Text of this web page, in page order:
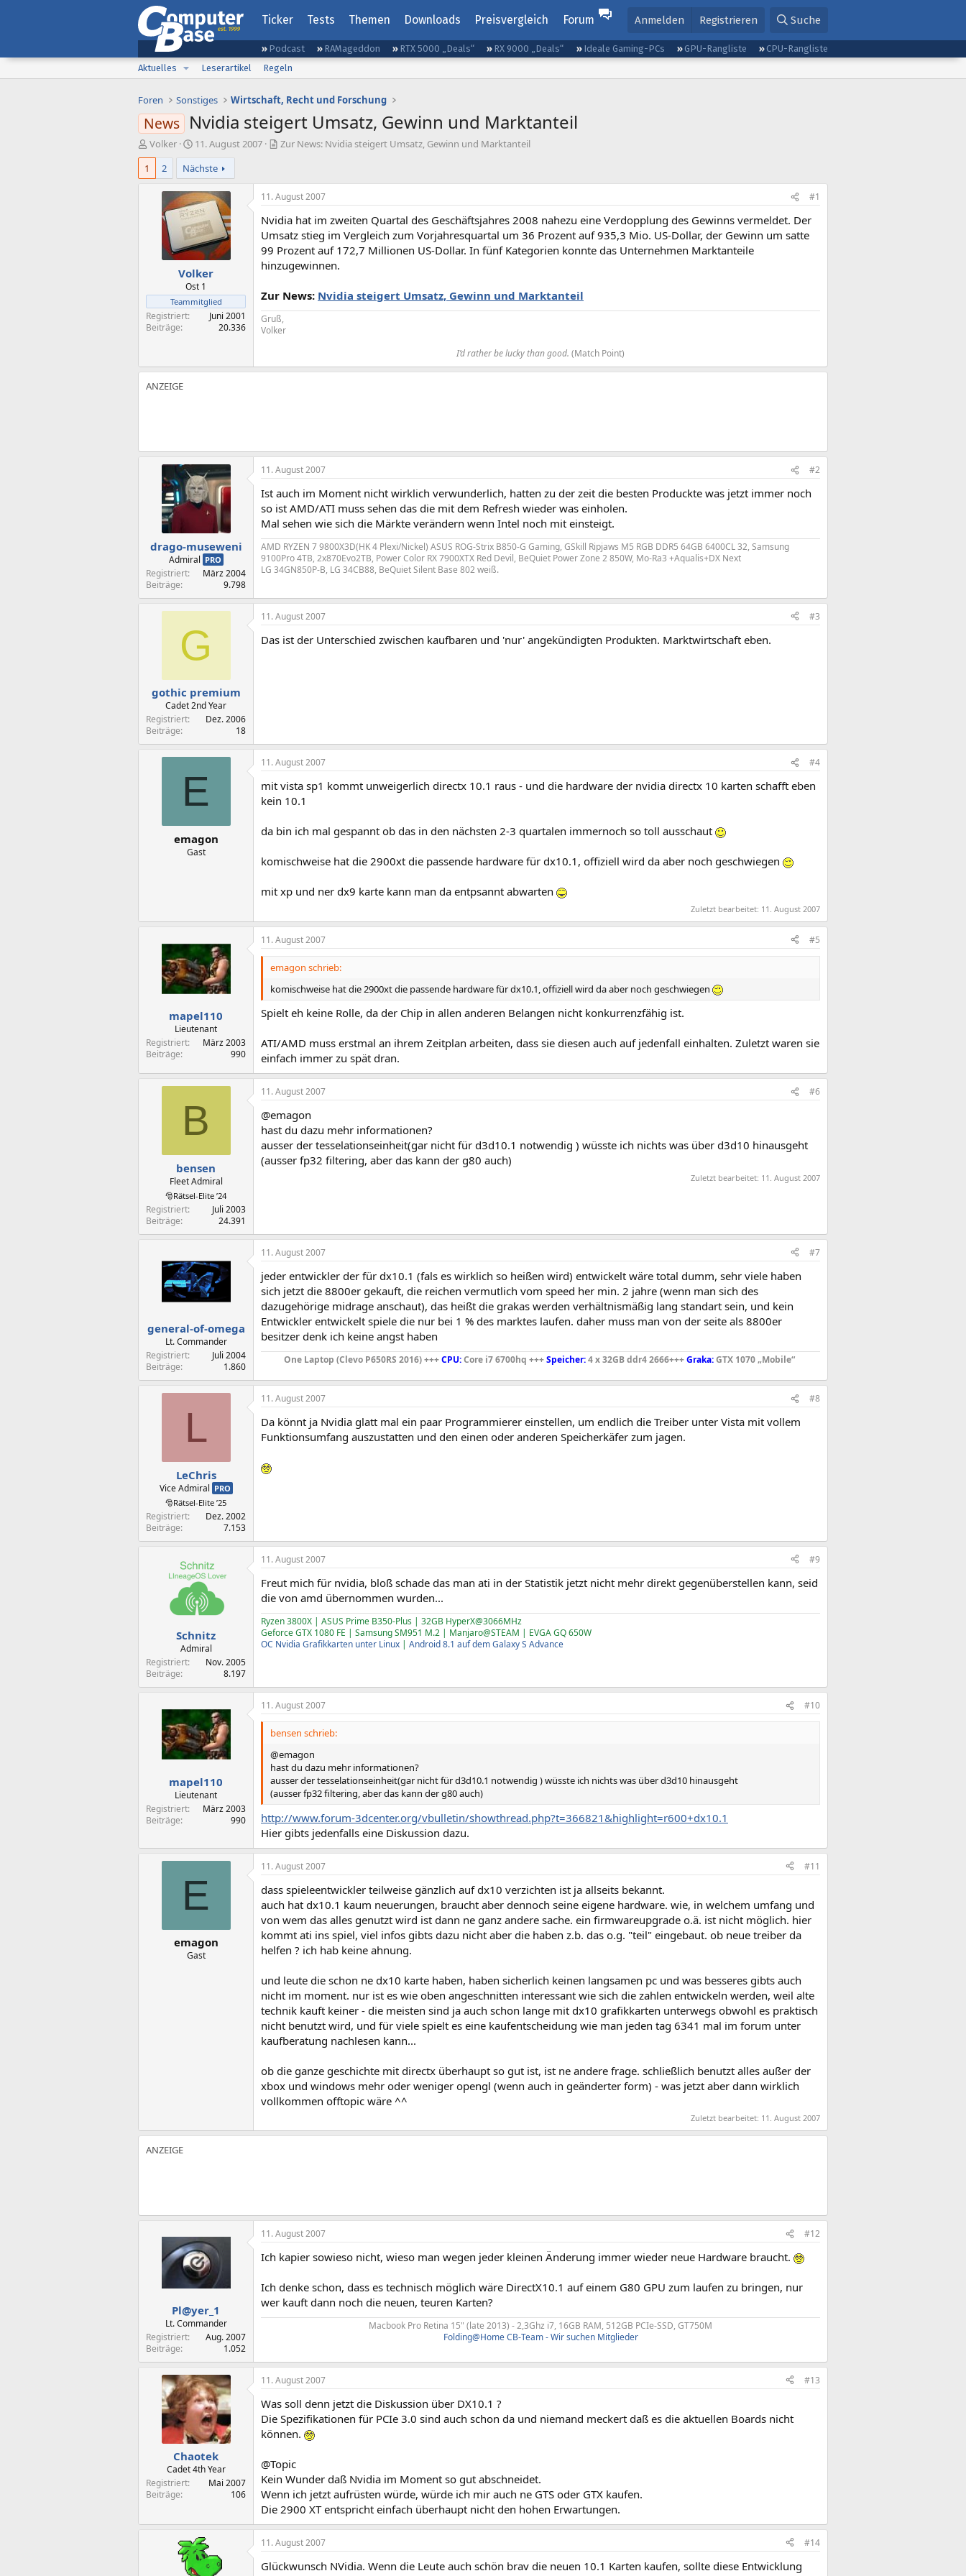
Ticker Tests Themen Downloads Preisvergleich Forum Anmelden Registrieren Suche
Podcast RAMageddon RTX 5000 „Deals“ RX 9000 „Deals“ Ideale Gaming-PCs GPU-Rangliste
CPU-Rangliste
Aktuelles
Leserartikel Regeln
Foren Sonstiges Wirtschaft, Recht und Forschung
News Nvidia steigert Umsatz, Gewinn und Marktanteil
E
r
t
Volker
E
r
s
t
e
l
l
t
a
m
11. August 2007
Zur News: Nvidia steigert Umsatz, Gewinn und Marktanteil
1
2 Nächste
Volker
Ost 1
Teammitglied
Registriert
Juni 2001
Beiträge
20.336
11. August 2007 #1
Nvidia hat im zweiten Quartal des Geschäftsjahres 2008 nahezu eine Verdopplung des Gewinns vermeldet. Der
Umsatz stieg im Vergleich zum Vorjahresquartal um 36 Prozent auf 935,3 Mio. US-Dollar, der Gewinn um satte
99 Prozent auf 172,7 Millionen US-Dollar. In fünf Kategorien konnte das Unternehmen Marktanteile
hinzugewinnen.
Zur News: Nvidia steigert Umsatz, Gewinn und Marktanteil
Gruß,
Volker
I’d rather be lucky than good. (Match Point)​
drago-museweni
Admiral PRO
Registriert
März 2004
Beiträge
9.798
11. August 2007 #2
Ist auch im Moment nicht wirklich verwunderlich, hatten zu der zeit die besten Produckte was jetzt immer noch
so ist AMD/ATI muss sehen das die mit dem Refresh wieder was einholen.
Mal sehen wie sich die Märkte verändern wenn Intel noch mit einsteigt.
AMD RYZEN 7 9800X3D(HK 4 Plexi/Nickel) ASUS ROG-Strix B850-G Gaming, GSkill Ripjaws M5 RGB DDR5 64GB 6400CL 32, Samsung
9100Pro 4TB, 2x870Evo2TB, Power Color RX 7900XTX Red Devil, BeQuiet Power Zone 2 850W, Mo-Ra3 +Aqualis+DX Next
LG 34GN850P-B, LG 34CB88, BeQuiet Silent Base 802 weiß.
G
gothic premium
Cadet 2nd Year
Registriert
Dez. 2006
Beiträge
18
11. August 2007 #3
Das ist der Unterschied zwischen kaufbaren und 'nur' angekündigten Produkten. Marktwirtschaft eben.
E
emagon
Gast
11. August 2007 #4
mit vista sp1 kommt unweigerlich directx 10.1 raus - und die hardware der nvidia directx 10 karten schafft eben
kein 10.1
da bin ich mal gespannt ob das in den nächsten 2-3 quartalen immernoch so toll ausschaut
komischweise hat die 2900xt die passende hardware für dx10.1, offiziell wird da aber noch geschwiegen
mit xp und ner dx9 karte kann man da entpsannt abwarten
Zuletzt bearbeitet: 11. August 2007
mapel110
Lieutenant
Registriert
März 2003
Beiträge
990
11. August 2007 #5
emagon schrieb:
komischweise hat die 2900xt die passende hardware für dx10.1, offiziell wird da aber noch geschwiegen
Spielt eh keine Rolle, da der Chip in allen anderen Belangen nicht konkurrenzfähig ist.
ATI/AMD muss erstmal an ihrem Zeitplan arbeiten, dass sie diesen auch auf jedenfall einhalten. Zuletzt waren sie
einfach immer zu spät dran.
B
bensen
Fleet Admiral
🎅Rätsel-Elite ’24
Registriert
Juli 2003
Beiträge
24.391
11. August 2007 #6
@emagon
hast du dazu mehr informationen?
ausser der tesselationseinheit(gar nicht für d3d10.1 notwendig ) wüsste ich nichts was über d3d10 hinausgeht
(ausser fp32 filtering, aber das kann der g80 auch)
Zuletzt bearbeitet: 11. August 2007
general-of-omega
Lt. Commander
Registriert
Juli 2004
Beiträge
1.860
11. August 2007 #7
jeder entwickler der für dx10.1 (fals es wirklich so heißen wird) entwickelt wäre total dumm, sehr viele haben
sich jetzt die 8800er gekauft, die reichen vermutlich vom speed her min. 2 jahre (wenn man sich des
dazugehörige midrage anschaut), das heißt die grakas werden verhältnismäßig lang standart sein, und kein
Entwickler entwickelt spiele die nur bei 1 % des marktes laufen. daher muss man von der seite als 8800er
besitzer denk ich keine angst haben
One Laptop (Clevo P650RS 2016) +++CPU:Core i7 6700hq +++Speicher:4 x 32GB ddr4 2666+++Graka:GTX 1070 „Mobile“
L
LeChris
Vice Admiral PRO
🎅Rätsel-Elite ’25
Registriert
Dez. 2002
Beiträge
7.153
11. August 2007 #8
Da könnt ja Nvidia glatt mal ein paar Programmierer einstellen, um endlich die Treiber unter Vista mit vollem
Funktionsumfang auszustatten und den einen oder anderen Speicherkäfer zum jagen.
Schnitz
Admiral
Registriert
Nov. 2005
Beiträge
8.197
11. August 2007 #9
Freut mich für nvidia, bloß schade das man ati in der Statistik jetzt nicht mehr direkt gegenüberstellen kann, seid
die von amd übernommen wurden...
Ryzen 3800X | ASUS Prime B350-Plus | 32GB HyperX@3066MHz
Geforce GTX 1080 FE | Samsung SM951 M.2 | Manjaro@STEAM | EVGA GQ 650W
OC Nvidia Grafikkarten unter Linux | Android 8.1 auf dem Galaxy S Advance
mapel110
Lieutenant
Registriert
März 2003
Beiträge
990
11. August 2007 #10
bensen schrieb:
@emagon
hast du dazu mehr informationen?
ausser der tesselationseinheit(gar nicht für d3d10.1 notwendig ) wüsste ich nichts was über d3d10 hinausgeht
(ausser fp32 filtering, aber das kann der g80 auch)
http://www.forum-3dcenter.org/vbulletin/showthread.php?t=366821&highlight=r600+dx10.1
Hier gibts jedenfalls eine Diskussion dazu.
E
emagon
Gast
11. August 2007 #11
dass spieleentwickler teilweise gänzlich auf dx10 verzichten ist ja allseits bekannt.
auch hat dx10.1 kaum neuerungen, braucht aber dennoch seine eigene hardware. wie, in welchem umfang und
von wem das alles genutzt wird ist dann ne ganz andere sache. ein firmwareupgrade o.ä. ist nicht möglich. hier
kommt ati ins spiel, viel infos gibts dazu nicht aber die haben z.b. das o.g. "teil" eingebaut. ob neue treiber da
helfen ? ich hab keine ahnung.
und leute die schon ne dx10 karte haben, haben sicherlich keinen langsamen pc und was besseres gibts auch
nicht im moment. nur ist es wie oben angeschnitten interessant wie sich die zahlen entwickeln werden, weil alte
technik kauft keiner - die meisten sind ja auch schon lange mit dx10 grafikkarten unterwegs obwohl es praktisch
nicht benutzt wird, und für viele spielt es eine kaufentscheidung wie man jeden tag 6341 mal im forum unter
kaufberatung nachlesen kann...
ob die ganze geschichte mit directx überhaupt so gut ist, ist ne andere frage. schließlich benutzt alles außer der
xbox und windows mehr oder weniger opengl (wenn auch in geänderter form) - was jetzt aber dann wirklich
vollkommen offtopic wäre ^^
Zuletzt bearbeitet: 11. August 2007
Pl@yer_1
Lt. Commander
Registriert
Aug. 2007
Beiträge
1.052
11. August 2007 #12
Ich kapier sowieso nicht, wieso man wegen jeder kleinen Änderung immer wieder neue Hardware braucht.
Ich denke schon, dass es technisch möglich wäre DirectX10.1 auf einem G80 GPU zum laufen zu bringen, nur
wer kauft dann noch die neuen, teuren Karten?
Macbook Pro Retina 15" (late 2013) - 2,3Ghz i7, 16GB RAM, 512GB PCIe-SSD, GT750M​
Folding@Home CB-Team - Wir suchen Mitglieder
Chaotek
Cadet 4th Year
Registriert
Mai 2007
Beiträge
106
11. August 2007 #13
Was soll denn jetzt die Diskussion über DX10.1 ?
Die Spezifikationen für PCIe 3.0 sind auch schon da und niemand meckert daß es die aktuellen Boards nicht
können.
@Topic
Kein Wunder daß Nvidia im Moment so gut abschneidet.
Wenn ich jetzt aufrüsten würde, würde ich mir auch ne GTS oder GTX kaufen.
Die 2900 XT entspricht einfach überhaupt nicht den hohen Erwartungen.
11. August 2007 #14
Glückwunsch NVidia. Wenn die Leute auch schön brav die neuen 10.1 Karten kaufen, sollte diese Entwicklung